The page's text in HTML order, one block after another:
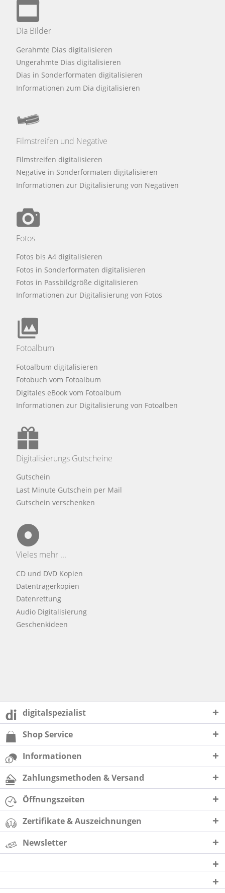
Dia Bilder
Gerahmte Dias digitalisieren
Ungerahmte Dias digitalisieren
Dias in Sonderformaten digitalisieren
Informationen zum Dia digitalisieren
Filmstreifen und Negative
Filmstreifen digitalisieren
Negative in Sonderformaten digitalisieren
Informationen zur Digitalisierung von Negativen
Fotos
Fotos bis A4 digitalisieren
Fotos in Sonderformaten digitalisieren
Fotos in Passbildgröße digitalisieren
Informationen zur Digitalisierung von Fotos
Fotoalbum
Fotoalbum digitalisieren
Fotobuch vom Fotoalbum
Digitales eBook vom Fotoalbum
Informationen zur Digitalisierung von Fotoalben
Digitalisierungs Gutscheine
Gutschein
Last Minute Gutschein per Mail
Gutschein verschenken
Vieles mehr ...
CD und DVD Kopien
Datenträgerkopien
Datenrettung
Audio Digitalisierung
Geschenkideen
digitalspezialist
Shop Service
Informationen
Zahlungsmethoden & Versand
Öffnungszeiten
Zertifikate & Auszeichnungen
Newsletter